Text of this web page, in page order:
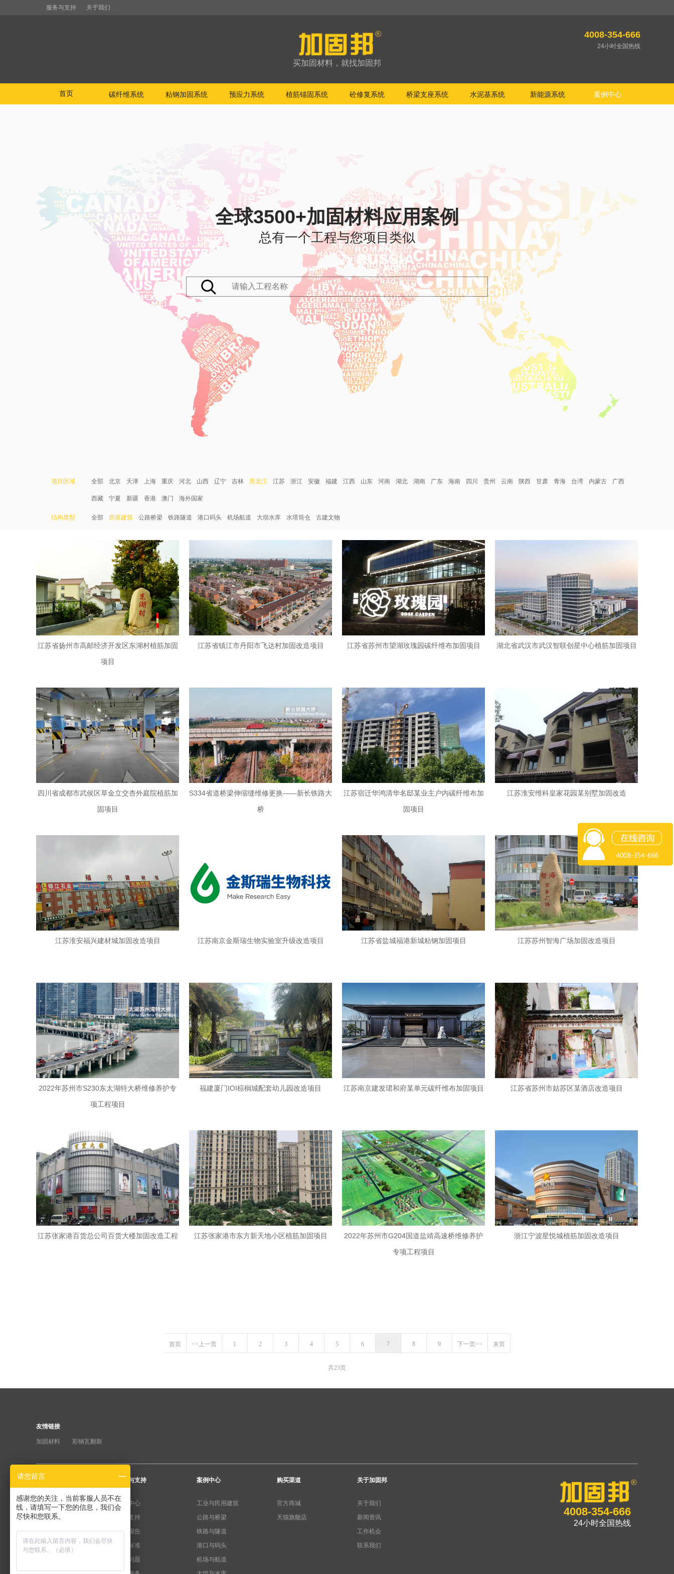
服务与支持 关于我们
买加固材料，就找加固邦
4008-354-666
24小时全国热线
首页 碳纤维系统 粘钢加固系统 预应力系统 植筋锚固系统 砼修复系统 桥梁支座系统 水泥基系统 新能源系统 案例中心
全球3500+加固材料应用案例
总有一个工程与您项目类似
项目区域 全部 北京 天津 上海 重庆 河北 山西 辽宁 吉林 黑龙江 江苏 浙江 安徽 福建 江西 山东 河南 湖北 湖南 广东 海南 四川 贵州 云南 陕西 甘肃 青海 台湾 内蒙古 广西
西藏 宁夏 新疆 香港 澳门 海外国家
结构类型 全部 房屋建筑 公路桥梁 铁路隧道 港口码头 机场航道 大坝水库 水塔筒仓 古建文物
江苏省扬州市高邮经济开发区东湖村植筋加固
项目
江苏省镇江市丹阳市飞达村加固改造项目 江苏省苏州市望湖玫瑰园碳纤维布加固项目 湖北省武汉市武汉智联创星中心植筋加固项目
四川省成都市武侯区草金立交杏外庭院植筋加
固项目
S334省道桥梁伸缩缝维修更换——新长铁路大
桥
江苏宿迁华鸿清华名邸某业主户内碳纤维布加
固项目
江苏淮安维科皇家花园某别墅加固改造
江苏淮安福兴建材城加固改造项目 江苏南京金斯瑞生物实验室升级改造项目 江苏省盐城福港新城粘钢加固项目 江苏苏州智海广场加固改造项目
2022年苏州市S230东太湖特大桥维修养护专
项工程项目
福建厦门IOI棕榈城配套幼儿园改造项目 江苏南京建发珺和府某单元碳纤维布加固项目 江苏省苏州市姑苏区某酒店改造项目
江苏张家港百货总公司百货大楼加固改造工程 江苏张家港市东方新天地小区植筋加固项目
2022年苏州市G204国道盐靖高速桥维修养护
专项工程项目
浙江宁波星悦城植筋加固改造项目
首页 <<上一页 1 2 3 4 5 6 7 8 9 下一页>> 末页
共23页
友情链接
加固材料 彩钢瓦翻新
产品分类
纤维加固系统
粘钢加固系统
预应力系统
水泥基系统
服务与支持
下载中心
产品支持
检测报告
规范标准
常见问题
案例中心
工业与民用建筑
公路与桥梁
铁路与隧道
港口与码头
机场与航道
购买渠道
官方商城
天猫旗舰店
关于加固邦
关于我们
新闻资讯
工作机会
联系我们
4008-354-666
24小时全国热线
请您留言
感谢您的关注，当前客服人员不在
线，请填写一下您的信息，我们会
尽快和您联系。